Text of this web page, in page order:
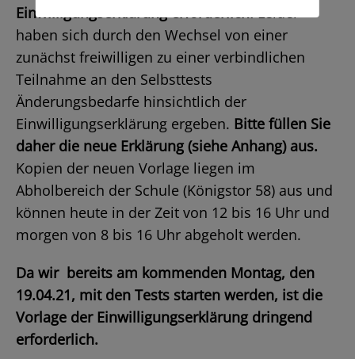
Einwilligungserklärung erforderlich.Leider
haben sich durch den Wechsel von einer
zunächst freiwilligen zu einer verbindlichen
Teilnahme an den Selbsttests
Änderungsbedarfe hinsichtlich der
Einwilligungserklärung ergeben. Bitte füllen Sie
daher die neue Erklärung (siehe Anhang) aus.
Kopien der neuen Vorlage liegen im
Abholbereich der Schule (Königstor 58) aus und
können heute in der Zeit von 12 bis 16 Uhr und
morgen von 8 bis 16 Uhr abgeholt werden.
Da wir bereits am kommenden Montag, den
19.04.21, mit den Tests starten werden, ist die
Vorlage der Einwilligungserklärung dringend
erforderlich.